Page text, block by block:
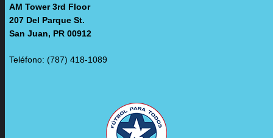
AM Tower 3rd Floor
207 Del Parque St.
San Juan, PR 00912
Teléfono: (787) 418-1089